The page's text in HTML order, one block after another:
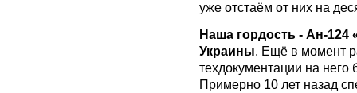
уже отстаём от них на
Наша гордость - Ан-124
Украины. Ещё в момент
техдокументации на
Примерно 10 лет назад